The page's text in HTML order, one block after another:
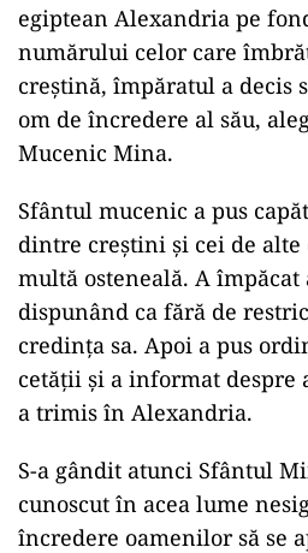
egiptean Alexandria pe
numărului celor care
creştină, împăratul a decis
om de încredere al său,
Mucenic Mina.
Sfântul mucenic a pus
dintre creştini şi cei de
multă osteneală. A
dispunând ca fără de
credinţa sa. Apoi a pus
cetăţii şi a informat despre
a trimis în Alexandria.
S-a gândit atunci Sfântul
cunoscut în acea lume
încredere oamenilor să se